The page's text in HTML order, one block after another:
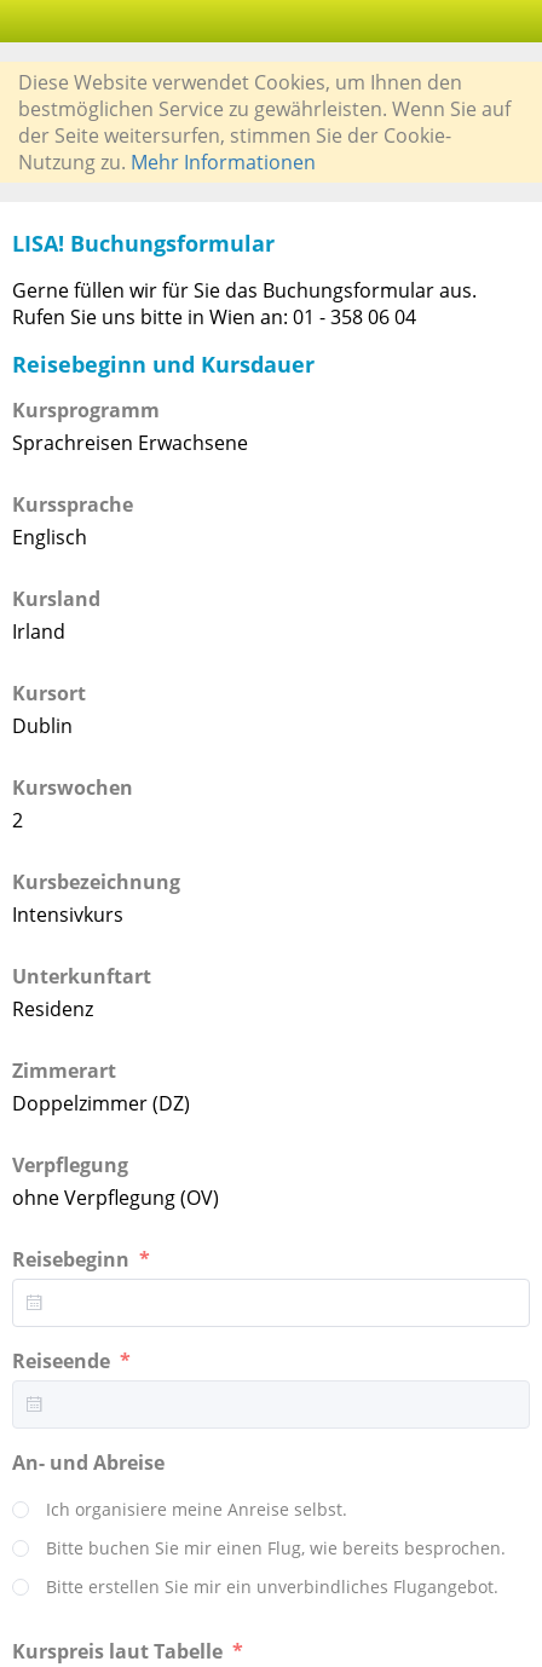
Diese Website verwendet Cookies, um Ihnen den
bestmöglichen Service zu gewährleisten. Wenn Sie auf
der Seite weitersurfen, stimmen Sie der Cookie-
Nutzung zu. Mehr Informationen
LISA! Buchungsformular
Gerne füllen wir für Sie das Buchungsformular aus.
Rufen Sie uns bitte in Wien an: 01 - 358 06 04
Reisebeginn und Kursdauer
Kursprogramm
Sprachreisen Erwachsene
Kurssprache
Englisch
Kursland
Irland
Kursort
Dublin
Kurswochen
2
Kursbezeichnung
Intensivkurs
Unterkunftart
Residenz
Zimmerart
Doppelzimmer (DZ)
Verpflegung
ohne Verpflegung (OV)
Reisebeginn
Reiseende
An- und Abreise
Ich organisiere meine Anreise selbst.
Bitte buchen Sie mir einen Flug, wie bereits besprochen.
Bitte erstellen Sie mir ein unverbindliches Flugangebot.
Kurspreis laut Tabelle